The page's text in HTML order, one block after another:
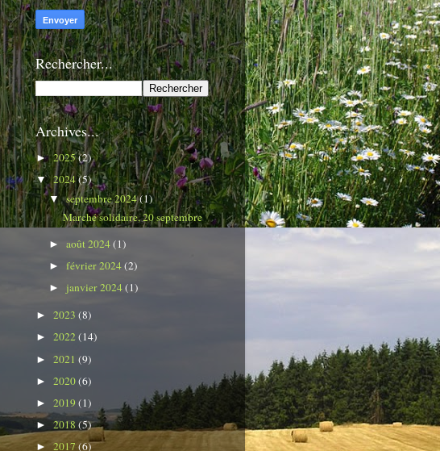
Rechercher...
Archives...
►2025(2)
▼ 2024(5)
▼septembre 2024(1)
Marché solidaire, 20 septembre
►août 2024(1)
►février 2024(2)
► janvier 2024(1)
► 2023 (8)
► 2022(14)
► 2021 (9)
► 2020(6)
► 2019 (1)
► 2018 (5)
► 2017 (6)